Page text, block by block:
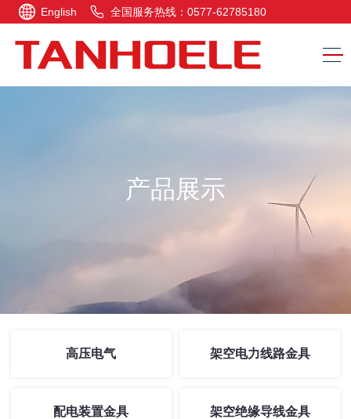
English 全国服务热线：0577-62785180
产品展示
高压电气 架空电力线路金具
配电装置金具 架空绝缘导线金具